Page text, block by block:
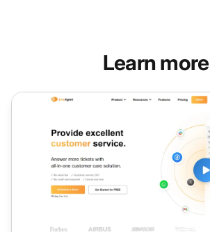
Learn more
AI聊天机器人功能